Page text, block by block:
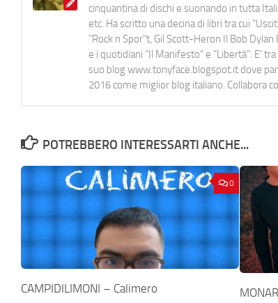
cinquantina di dischi e suonando in tutta
etc. Ha scritto una decina di libri tra cui
"Rock n Spor"t, Gil Scott-Heron Il Bob
e i quotidiani “Il Manifesto” e “Libertà”. E'
suo blog www.tonyface.blogspot.it dove
2016 come miglior blog italiano. Collabora
POTREBBERO INTERESSARTI ANCHE...
0
CAMPIDILIMONI – Calimero